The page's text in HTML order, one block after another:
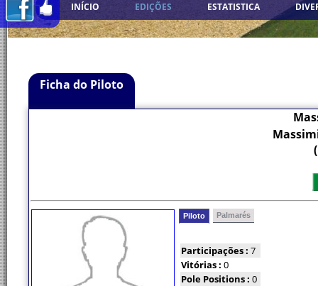
INÍCIO EDIÇÕES ESTATISTICA
Ficha do Piloto
Piloto Palmarés
Participações : 7
Vitórias : 0
Pole Positions : 0